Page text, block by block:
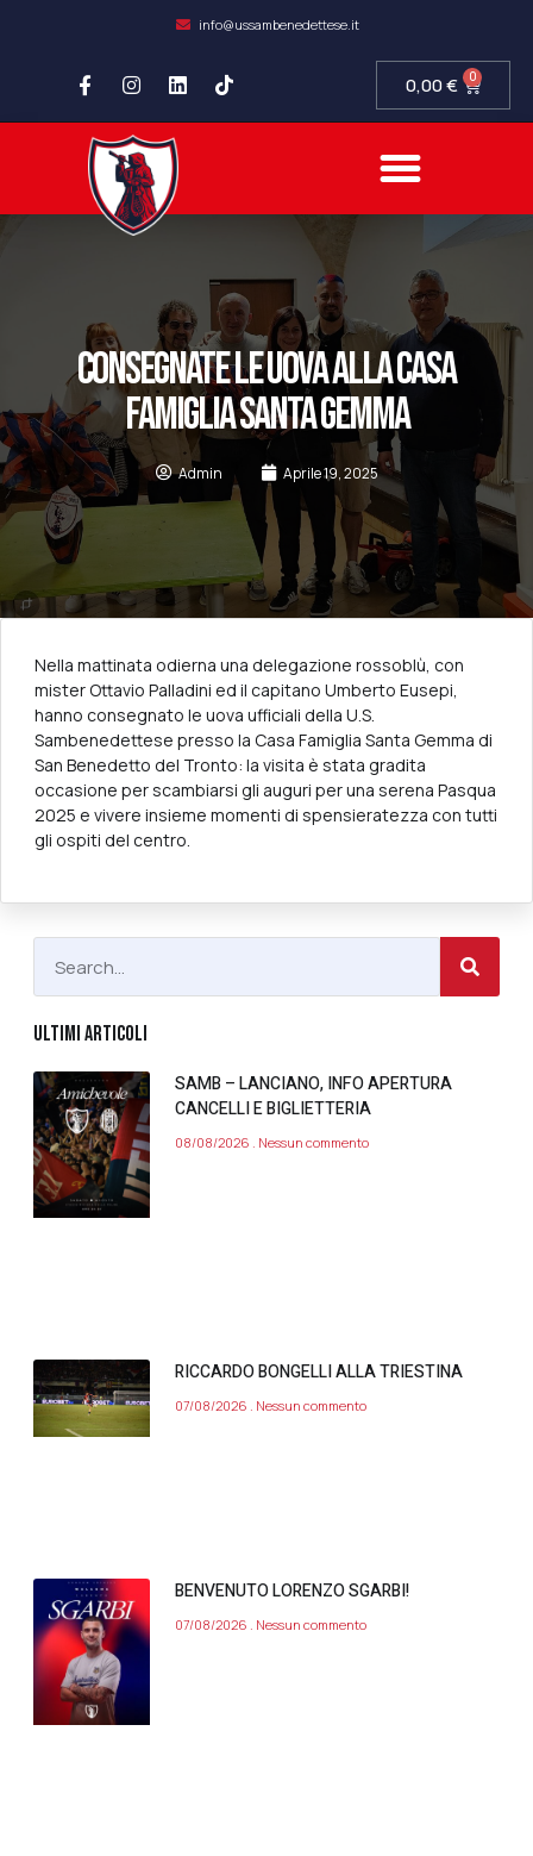
info@ussambenedettese.it
0,00€ 0
CONSEGNATE LE UOVA ALLA CASA
FAMIGLIA SANTA GEMMA
Admin Aprile 19, 2025
Nella mattinata odierna una delegazione rossoblù, con
mister Ottavio Palladini ed il capitano Umberto Eusepi,
hanno consegnato le uova ufficiali della U.S.
Sambenedettese presso la Casa Famiglia Santa Gemma di
San Benedetto del Tronto: la visita è stata gradita
occasione per scambiarsi gli auguri per una serena Pasqua
2025 e vivere insieme momenti di spensieratezza con tutti
gli ospiti del centro.
ULTIMI ARTICOLI
SAMB – LANCIANO, INFO APERTURA
CANCELLI E BIGLIETTERIA
08/08/2026 Nessun commento
RICCARDO BONGELLI ALLA TRIESTINA
07/08/2026 Nessun commento
BENVENUTO LORENZO SGARBI!
07/08/2026 Nessun commento